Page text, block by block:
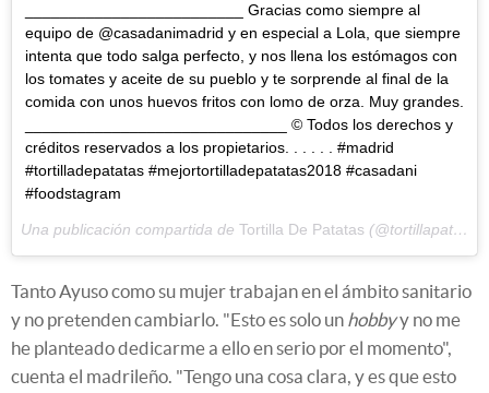
_________________________ Gracias como siempre al
equipo de @casadanimadrid y en especial a Lola, que siempre
intenta que todo salga perfecto, y nos llena los estómagos con
los tomates y aceite de su pueblo y te sorprende al final de la
comida con unos huevos fritos con lomo de orza. Muy grandes.
______________________________ © Todos los derechos y
créditos reservados a los propietarios. . . . . . #madrid
#tortilladepatatas #mejortortilladepatatas2018 #casadani
#foodstagram
Una publicación compartida de Tortilla De Patatas (@tortillapatatas) el
Tanto Ayuso como su mujer trabajan en el ámbito sanitario
y no pretenden cambiarlo. "Esto es solo un hobbyy no me
he planteado dedicarme a ello en serio por el momento",
cuenta el madrileño. "Tengo una cosa clara, y es que esto